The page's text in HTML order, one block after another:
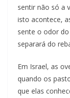
sentir não só a
isto acontece,
sente o odor
separará do
Em Israel, as
quando os
que elas